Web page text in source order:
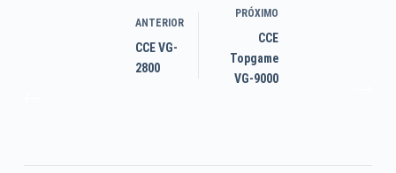
ANTERIOR
CCE VG-
2800
PRÓXIMO
CCE
Topgame
VG-9000